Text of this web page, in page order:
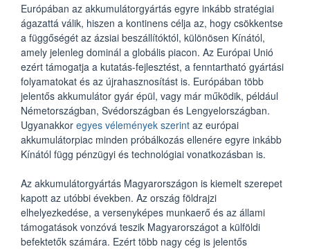
Európában az akkumulátorgyártás egyre inkább stratégiai
ágazattá válik, hiszen a kontinens célja az, hogy csökkentse
a függőségét az ázsiai beszállítóktól, különösen Kínától,
amely jelenleg dominál a globális piacon. Az Európai Unió
ezért támogatja a kutatás-fejlesztést, a fenntartható gyártási
folyamatokat és az újrahasznosítást is. Európában több
jelentős akkumulátor gyár épül, vagy már működik, például
Németországban, Svédországban és Lengyelországban.
Ugyanakkor egyes vélemények szerint az európai
akkumulátorpiac minden próbálkozás ellenére egyre inkább
Kínától függ pénzügyi és technológiai vonatkozásban is.
Az akkumulátorgyártás Magyarországon is kiemelt szerepet
kapott az utóbbi években. Az ország földrajzi
elhelyezkedése, a versenyképes munkaerő és az állami
támogatások vonzóvá teszik Magyarországot a külföldi
befektetők számára. Ezért több nagy cég is jelentős